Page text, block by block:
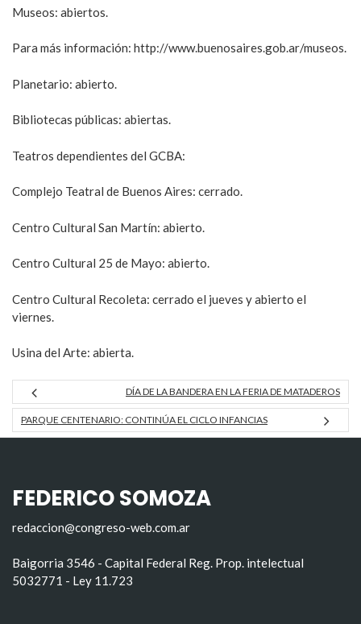
Museos: abiertos.
Para más información: http://www.buenosaires.gob.ar/museos.
Planetario: abierto.
Bibliotecas públicas: abiertas.
Teatros dependientes del GCBA:
Complejo Teatral de Buenos Aires: cerrado.
Centro Cultural San Martín: abierto.
Centro Cultural 25 de Mayo: abierto.
Centro Cultural Recoleta: cerrado el jueves y abierto el
viernes.
Usina del Arte: abierta.
DÍA DE LA BANDERA EN LA FERIA DE MATADEROS
PARQUE CENTENARIO: CONTINÚA EL CICLO INFANCIAS
FEDERICO SOMOZA
redaccion@congreso-web.com.ar
Baigorria 3546 - Capital Federal Reg. Prop. intelectual
5032771 - Ley 11.723